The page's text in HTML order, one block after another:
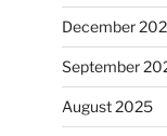
December
September
August 2025